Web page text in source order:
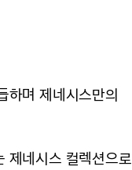
하며 제네시스만의
제네시스 컬렉션으로